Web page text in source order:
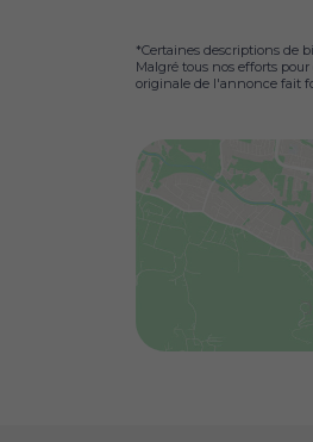
*Certaines descriptions de
Malgré tous nos efforts
originale de l'annonce fait